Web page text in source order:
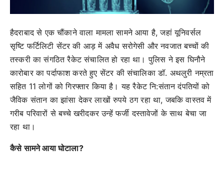
हैदराबाद से एक चौंकाने वाला मामला सामने आया है, जहां यूनिवर्सल
सृष्टि फर्टिलिटी सेंटर की आड़ में अवैध सरोगेसी और नवजात बच्चों की
तस्करी का संगठित रैकेट संचालित हो रहा था। पुलिस ने इस घिनौने
कारोबार का पर्दाफाश करते हुए सेंटर की संचालिका डॉ. अथलुरी नम्रता
सहित 11 लोगों को गिरफ्तार किया है। यह रैकेट नि:संतान दंपतियों को
जैविक संतान का झांसा देकर लाखों रुपये ठग रहा था, जबकि वास्तव में
गरीब परिवारों से बच्चे खरीदकर उन्हें फर्जी दस्तावेजों के साथ बेचा जा
रहा था।
कैसे सामने आया घोटाला?